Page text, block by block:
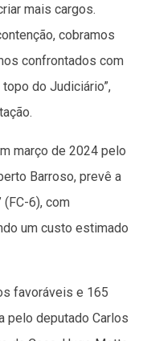
mais cargos.
cobramos
confrontados com
do Judiciário”,
março de 2024 pelo
Barroso, prevê a
6), com
um custo estimado
favoráveis e 165
pelo deputado Carlos